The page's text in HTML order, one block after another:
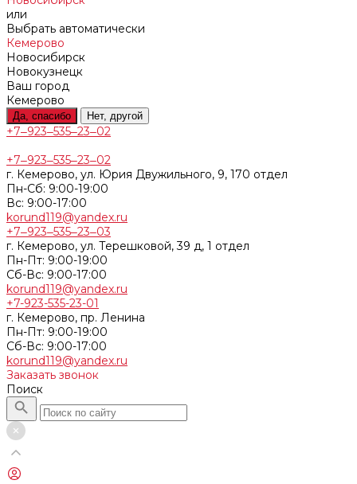
или
Выбрать автоматически
Кемерово
Новосибирск
Новокузнецк
Ваш город
Кемерово
Да, спасибо Нет, другой
+7‒923‒535‒23‒02
+7‒923‒535‒23‒02
г. Кемерово, ул. Юрия Двужильного, 9, 170 отдел
Пн-Сб: 9:00-19:00
Вс: 9:00-17:00
korund119@yandex.ru
+7‒923‒535‒23‒03
г. Кемерово, ул. Терешковой, 39 д, 1 отдел
Пн-Пт: 9:00-19:00
Cб-Вс: 9:00-17:00
korund119@yandex.ru
+7-923-535-23-01
г. Кемерово, пр. Ленина
Пн-Пт: 9:00-19:00
Cб-Вс: 9:00-17:00
korund119@yandex.ru
Заказать звонок
Поиск